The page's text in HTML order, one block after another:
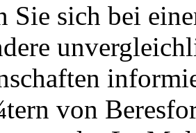
Sie sich bei
von